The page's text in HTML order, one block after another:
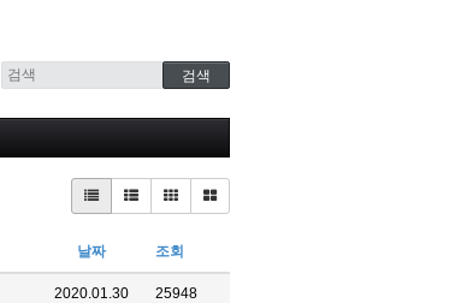
날짜 조회
2020.01.30 25948